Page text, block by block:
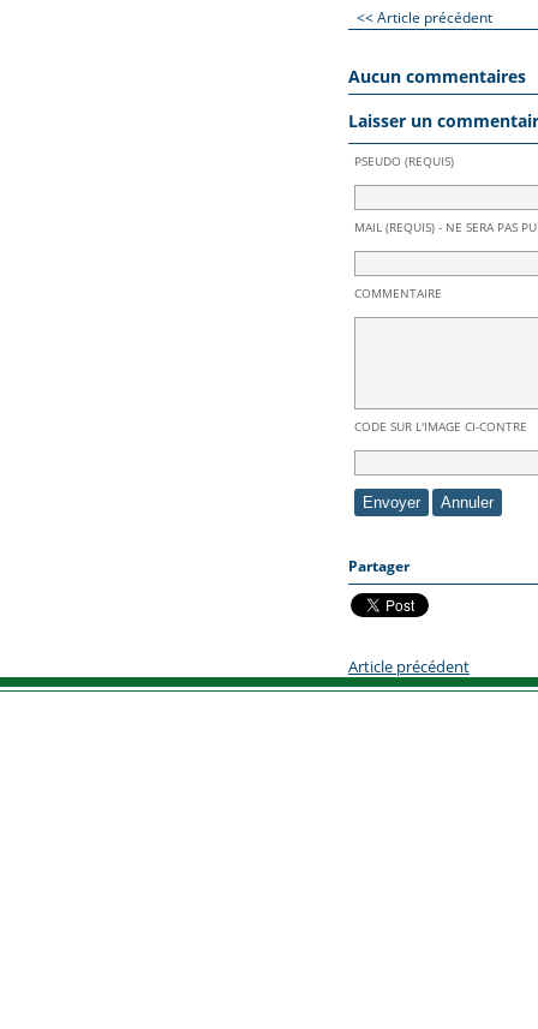
<< Article précédent
Aucun commentaires
Laisser un
PSEUDO (REQUIS)
MAIL (REQUIS) - NE SERA PAS
COMMENTAIRE
CODE SUR L'IMAGE CI-CONTRE
Partager
Article précédent